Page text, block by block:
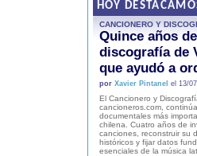
HOY
CANCIONERO Y
Quince años
discografía de
que ayudó a
por Xavier Pintanel el 13/
El Cancionero y
cancioneros.com,
documentales más
chilena. Cuatro años de
canciones, reconstruir su
históricos y fijar datos
esenciales de la música